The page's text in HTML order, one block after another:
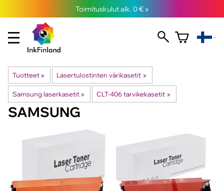
Toimituskulut alk. 0 € »
Tuotteet ‪» Lasertulostinten värikasetit ‪»
Samsung laserkasetit ‪» CLT-406 tarvikekasetit ‪»
SAMSUNG